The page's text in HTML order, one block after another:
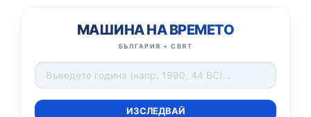
МАШИНА НА ВРЕМЕТО
БЪЛГАРИЯ + СВЯТ
ИЗСЛЕДВАЙ